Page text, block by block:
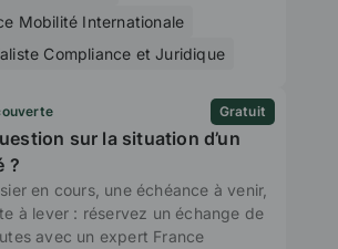
Mobilité Internationale
Compliance et Juridique
Gratuit
sur la situation d’un
?
en cours, une échéance à venir,
à lever : réservez un échange de
avec un expert France